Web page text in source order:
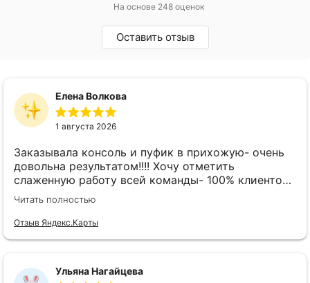
На основе 248 оценок
Оставить отзыв
Елена Волкова
1 августа 2026
Заказывала консоль и пуфик в прихожую- очень
довольна результатом!!!! Хочу отметить
слаженную работу всей команды- 100% клиенто
ориентированная команда!!!! При заказе
внимательно слушают заказчика , что очень
облегчает подбор материала и цвета. Четкая
Читать полностью
Отзыв Яндекс.Карты
Ульяна Нагайцева